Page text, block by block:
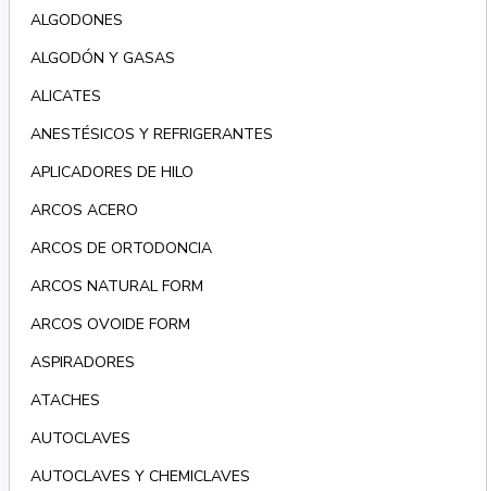
ALGODONES
ALGODÓN Y GASAS
ALICATES
ANESTÉSICOS Y REFRIGERANTES
APLICADORES DE HILO
ARCOS ACERO
ARCOS DE ORTODONCIA
ARCOS NATURAL FORM
ARCOS OVOIDE FORM
ASPIRADORES
ATACHES
AUTOCLAVES
AUTOCLAVES Y CHEMICLAVES